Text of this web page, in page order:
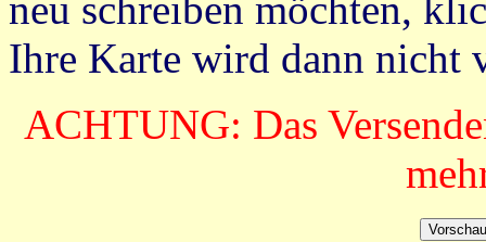
neu schreiben möchten,
Ihre Karte wird dann nicht
ACHTUNG: Das